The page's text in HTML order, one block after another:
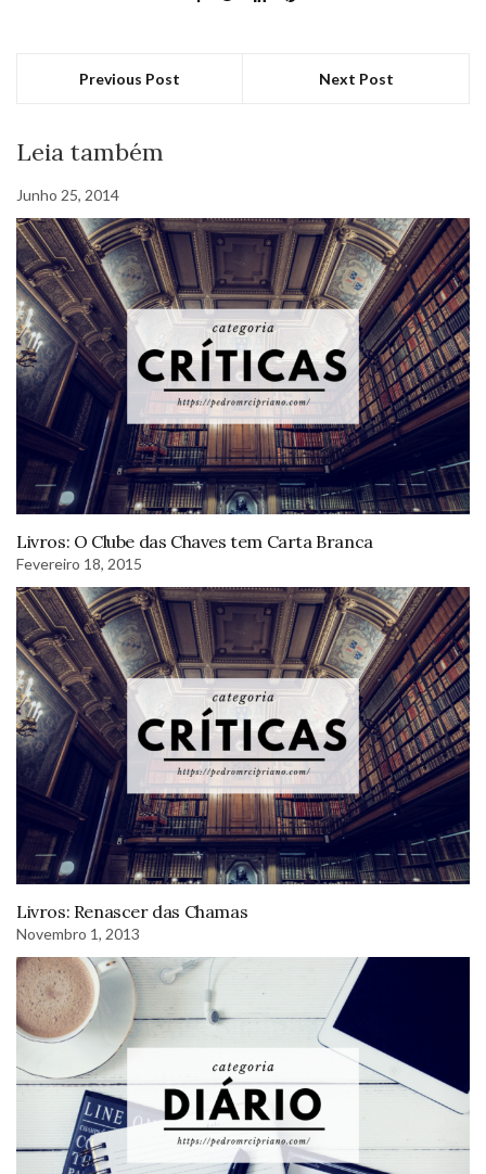
Previous Post Next Post
Leia também
Junho 25, 2014
Livros: O Clube das Chaves tem Carta Branca
Fevereiro 18, 2015
Livros: Renascer das Chamas
Novembro 1, 2013